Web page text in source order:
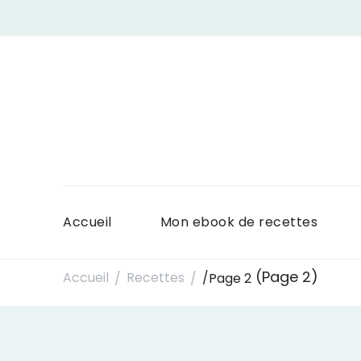
Accueil Mon ebook de recettes
Accueil / Recettes / /Page 2 (Page 2)